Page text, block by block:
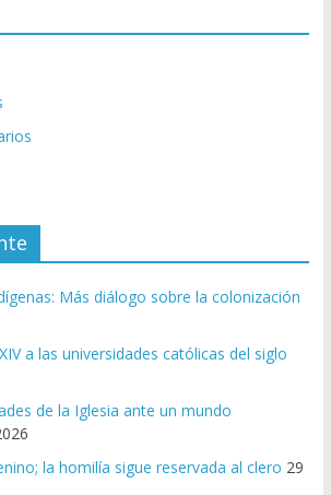
Más diálogo sobre la colonización
a las universidades católicas del siglo
de la Iglesia ante un mundo
la homilía sigue reservada al clero 29